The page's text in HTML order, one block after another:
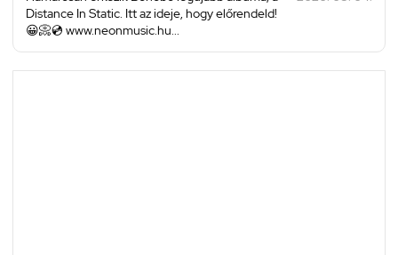
Distance In Static. Itt az ideje, hogy előrendeld!
😀📀💿 www.neonmusic.hu...